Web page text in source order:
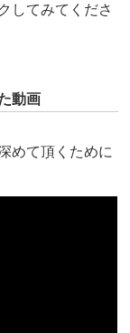
してみてくださ
動画
めて頂くために